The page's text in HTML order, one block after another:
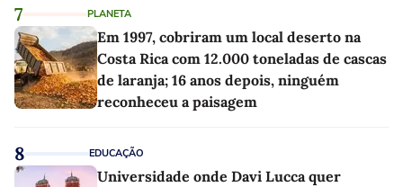
7 PLANETA
Em 1997, cobriram um local deserto na
Costa Rica com 12.000 toneladas de cascas
de laranja; 16 anos depois, ninguém
reconheceu a paisagem
8 EDUCAÇÃO
Universidade onde Davi Lucca quer